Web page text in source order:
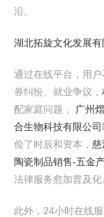
沿。
湖北拓旋文化发展有
通过在线平台，用
券纠纷、就业争议，
配家庭问题，
广州
合生物科技有限公司
俭了时辰和资本， 慈
陶瓷制品销售-五金
法律服务愈加普及化
此外，24小时在线